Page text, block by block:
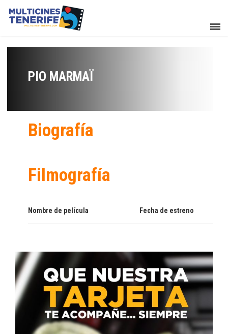
PIO MARMAÏ
Biografía
Filmografía
Nombre de película Fecha de estreno